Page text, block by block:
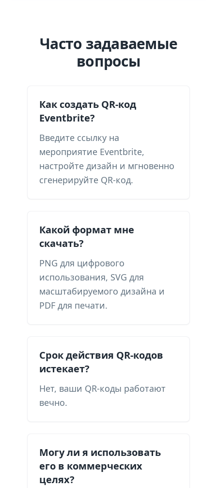
Часто задаваемые
вопросы
Как создать QR-код
Eventbrite?
Введите ссылку на
мероприятие Eventbrite,
настройте дизайн и мгновенно
сгенерируйте QR-код.
Какой формат мне
скачать?
PNG для цифрового
использования, SVG для
масштабируемого дизайна и
PDF для печати.
Срок действия QR-кодов
истекает?
Нет, ваши QR-коды работают
вечно.
Могу ли я использовать
его в коммерческих
целях?